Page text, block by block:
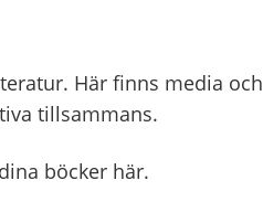
Här finns media och
tillsammans.
böcker här.